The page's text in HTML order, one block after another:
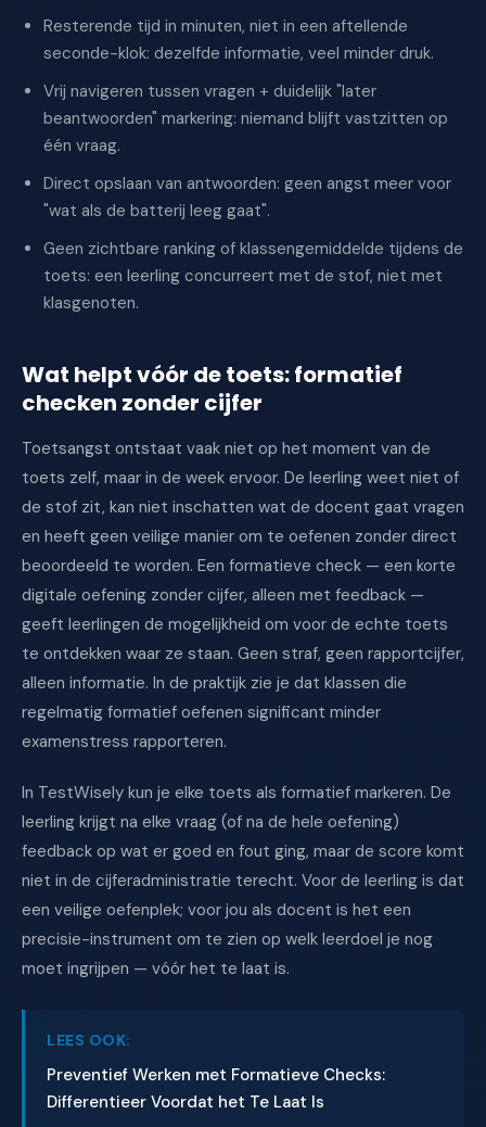
Resterende tijd in minuten, niet in een aftellende
seconde-klok: dezelfde informatie, veel minder druk.
Vrij navigeren tussen vragen + duidelijk "later
beantwoorden" markering: niemand blijft vastzitten op
één vraag.
Direct opslaan van antwoorden: geen angst meer voor
"wat als de batterij leeg gaat".
Geen zichtbare ranking of klassengemiddelde tijdens de
toets: een leerling concurreert met de stof, niet met
klasgenoten.
Wat helpt vóór de toets: formatief
checken zonder cijfer
Toetsangst ontstaat vaak niet op het moment van de
toets zelf, maar in de week ervoor. De leerling weet niet of
de stof zit, kan niet inschatten wat de docent gaat vragen
en heeft geen veilige manier om te oefenen zonder direct
beoordeeld te worden. Een formatieve check — een korte
digitale oefening zonder cijfer, alleen met feedback —
geeft leerlingen de mogelijkheid om voor de echte toets
te ontdekken waar ze staan. Geen straf, geen rapportcijfer,
alleen informatie. In de praktijk zie je dat klassen die
regelmatig formatief oefenen significant minder
examenstress rapporteren.
In TestWisely kun je elke toets als formatief markeren. De
leerling krijgt na elke vraag (of na de hele oefening)
feedback op wat er goed en fout ging, maar de score komt
niet in de cijferadministratie terecht. Voor de leerling is dat
een veilige oefenplek; voor jou als docent is het een
precisie-instrument om te zien op welk leerdoel je nog
moet ingrijpen — vóór het te laat is.
LEES OOK:
Preventief Werken met Formatieve Checks:
Differentieer Voordat het Te Laat Is